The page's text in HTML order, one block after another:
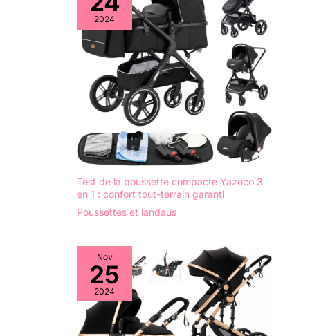
2024
Test de la poussette compacte Yazoco 3
en 1 : confort tout-terrain garanti
Poussettes et landaus
Nov
25
2024